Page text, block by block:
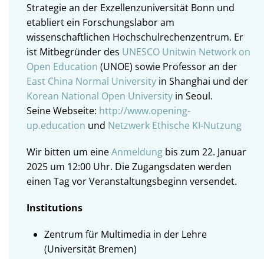
Strategie an der Exzellenzuniversität Bonn und
etabliert ein Forschungslabor am
wissenschaftlichen Hochschulrechenzentrum. Er
ist Mitbegründer des UNESCO Unitwin Network on
Open Education (UNOE) sowie Professor an der
East China Normal University in Shanghai und der
Korean National Open University in Seoul.
Seine Webseite: http://www.opening-
up.education und Netzwerk Ethische KI-Nutzung
Wir bitten um eineAnmeldung bis zum 22. Januar
2025 um 12:00 Uhr. Die Zugangsdaten werden
einen Tag vor Veranstaltungsbeginn versendet.
Institutions
Zentrum für Multimedia in der Lehre
(Universität Bremen)